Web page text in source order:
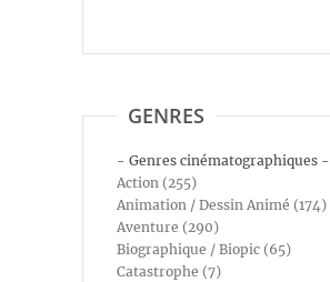
GENRES
- Genres cinématographiques -
Action (255)
Animation / Dessin Animé (174)
Aventure (290)
Biographique / Biopic (65)
Catastrophe (7)